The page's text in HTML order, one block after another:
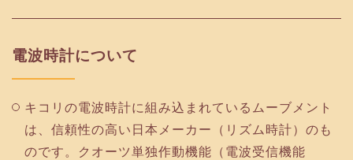
電波時計について
キコリの電波時計に組み込まれているムーブメント
は、信頼性の高い日本メーカー（リズム時計）のも
のです。クオーツ単独作動機能（電波受信機能